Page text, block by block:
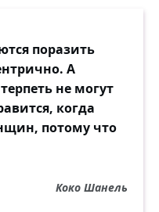
поразить
А
не могут
когда
потому что
Коко Шанель